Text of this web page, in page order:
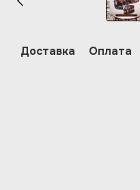
Доставка Оплата